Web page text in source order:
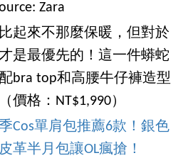
Zara
起來不那麼保暖，但對於
是最優先的！這一件蟒蛇
bra top和高腰牛仔褲造型
價格：NT$1,990）
Cos單肩包推薦6款！銀色
革半月包讓OL瘋搶！